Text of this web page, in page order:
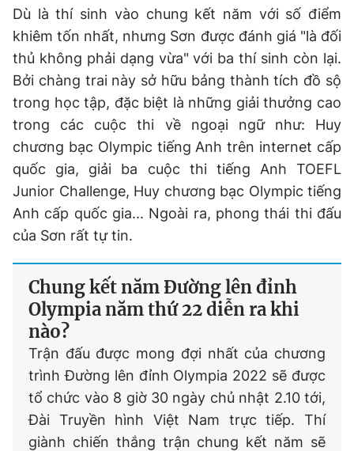
Dù là thí sinh vào chung kết năm với số điểm
khiêm tốn nhất, nhưng Sơn được đánh giá "là đối
thủ không phải dạng vừa" với ba thí sinh còn lại.
Bởi chàng trai này sở hữu bảng thành tích đồ sộ
trong học tập, đặc biệt là những giải thưởng cao
trong các cuộc thi về ngoại ngữ như: Huy
chương bạc Olympic tiếng Anh trên internet cấp
quốc gia, giải ba cuộc thi tiếng Anh TOEFL
Junior Challenge, Huy chương bạc Olympic tiếng
Anh cấp quốc gia... Ngoài ra, phong thái thi đấu
của Sơn rất tự tin.
Chung kết năm Đường lên đỉnh
Olympia năm thứ 22 diễn ra khi
nào?
Trận đấu được mong đợi nhất của chương
trình Đường lên đỉnh Olympia 2022 sẽ được
tổ chức vào 8 giờ 30 ngày chủ nhật 2.10 tới,
Đài Truyền hình Việt Nam trực tiếp. Thí
giành chiến thắng trận chung kết năm sẽ